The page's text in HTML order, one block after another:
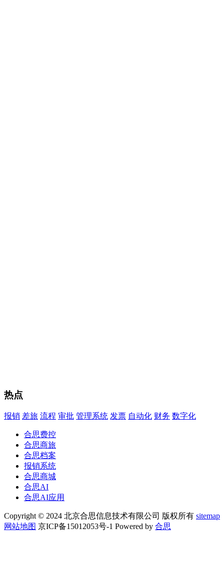
热点
报销 差旅 流程 审批 管理系统 发票 自动化 财务 数字化
合思费控
合思商旅
合思档案
报销系统
合思商城
合思AI
合思AI应用
Copyright © 2024 北京合思信息技术有限公司 版权所有 sitemap
网站地图 京ICP备15012053号-1 Powered by 合思